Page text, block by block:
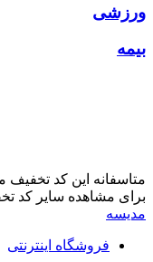
ورزشی
بیمه
متاسفانه این کد
برای مشاهده سایر کد
مدیسه
فروشگاه اینترنتی